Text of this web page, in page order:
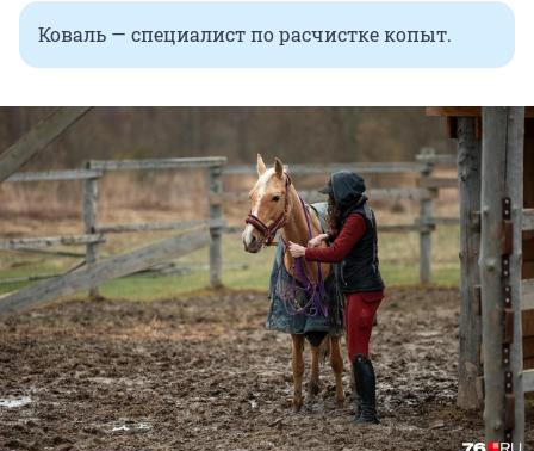
Коваль — специалист по расчистке копыт.